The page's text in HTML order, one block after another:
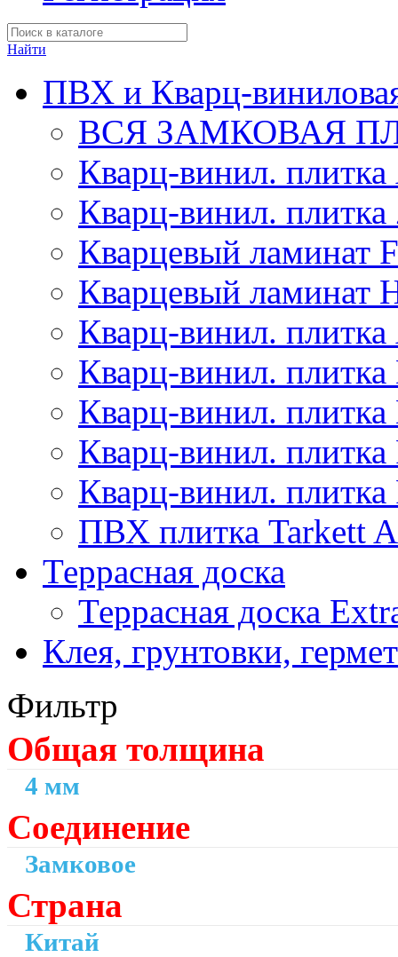
Найти
ПВХ и Кварц-
ВСЯ ЗАМКОВАЯ
Кварц-винил.
Кварц-винил. плитка
Кварцевый ламинат
Кварцевый ламинат
Кварц-винил.
Кварц-винил. плитка
Кварц-винил.
Кварц-винил.
Кварц-винил. плитка
ПВХ плитка Tarkett
Террасная доска
Террасная доска
Клея, грунтовки,
Фильтр
Общая толщина
4 мм
Соединение
Замковое
Страна
Китай